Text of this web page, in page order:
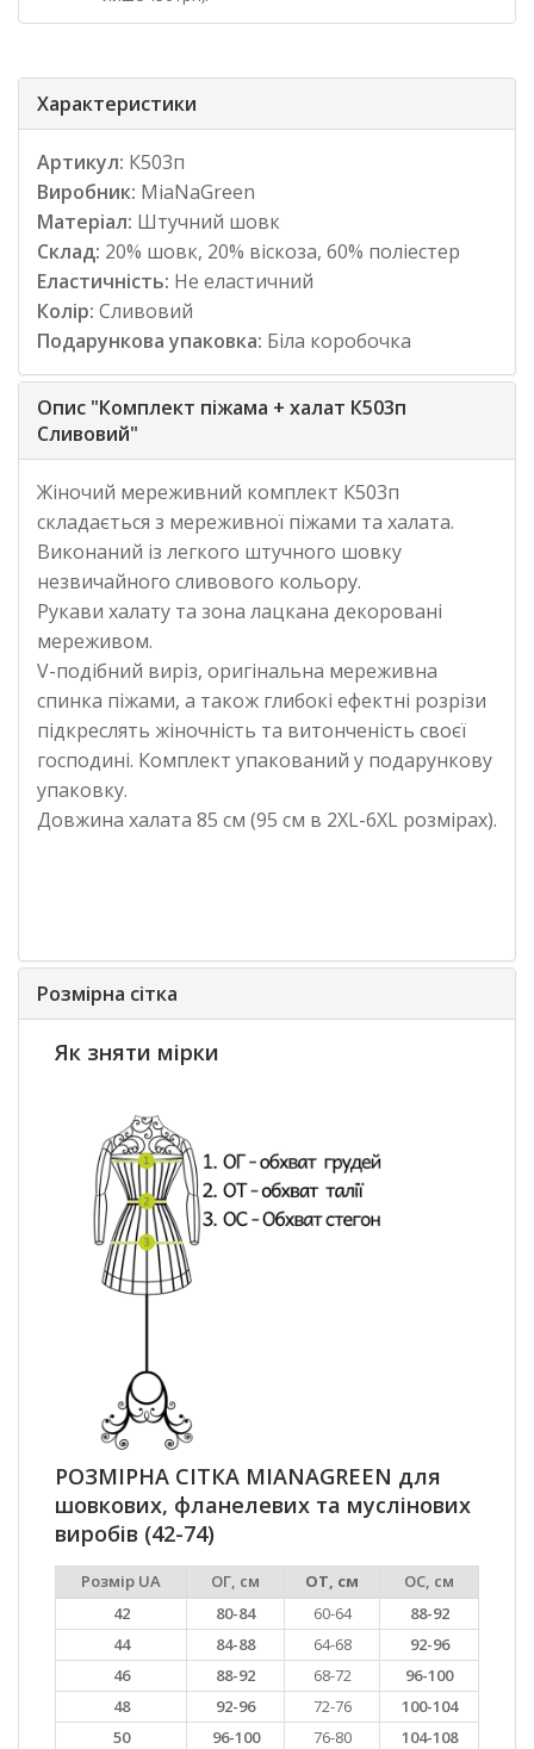
Характеристики
Артикул: К503п
Виробник: MiaNaGreen
Матеріал: Штучний шовк
Склад: 20% шовк, 20% віскоза, 60% поліестер
Еластичність: Не еластичний
Колір: Сливовий
Подарункова упаковка: Біла коробочка
Опис "Комплект піжама + халат К503п
Сливовий"
Жіночий мереживний комплект К503п
складається з мереживної піжами та халата.
Виконаний із легкого штучного шовку
незвичайного сливового кольору.
Рукави халату та зона лацкана декоровані
мереживом.
V-подібний виріз, оригінальна мереживна
спинка піжами, а також глибокі ефектні розрізи
підкреслять жіночність та витонченість своєї
господині. Комплект упакований у подарункову
упаковку.
Довжина халата 85 см (95 см в 2XL-6XL розмірах).
Розмірна сітка
Як зняти мірки
РОЗМІРНА СІТКА MIANAGREEN для
шовкових, фланелевих та муслінових
виробів (42-74)
Розмір UA ОГ, см ОТ, см
ОС, см
42
80-84 60-64
88-92
44
84-88 64-68
92-96
46
88-92 68-72
96-100
48
92-96 72-76
100-104
50
96-100 76-80
104-108